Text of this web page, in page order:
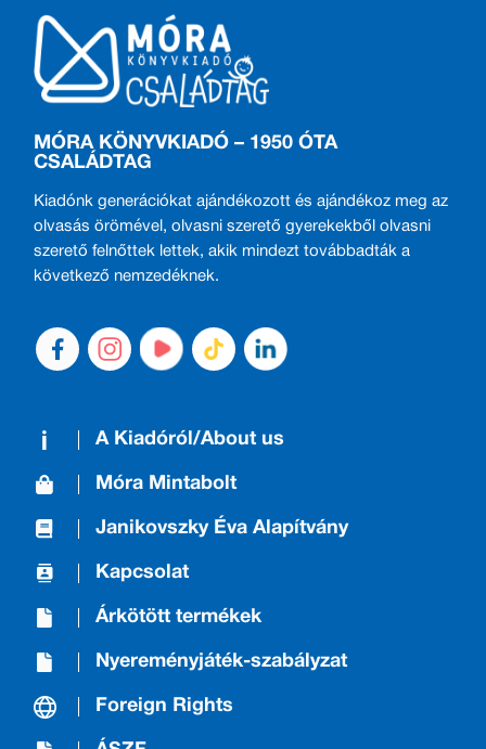
MÓRA KÖNYVKIADÓ – 1950 ÓTA
CSALÁDTAG
Kiadónk generációkat ajándékozott és ajándékoz meg az
olvasás örömével, olvasni szerető gyerekekből olvasni
szerető felnőttek lettek, akik mindezt továbbadták a
következő nemzedéknek.
A Kiadóról/About us
Móra Mintabolt
Janikovszky Éva Alapítvány
Kapcsolat
Árkötött termékek
Nyereményjáték-szabályzat
Foreign Rights